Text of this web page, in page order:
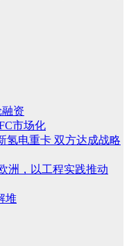
资
市场化
氢电重卡 双方达成战略
洲，以工程实践推动
堆